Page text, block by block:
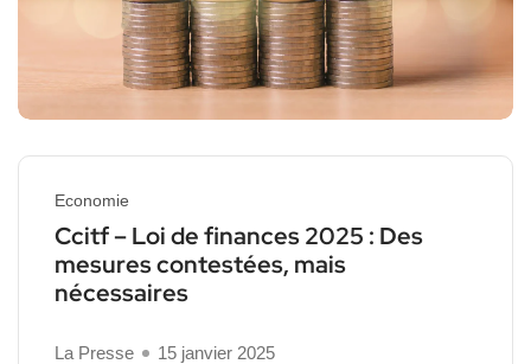
Economie
Ccitf – Loi de finances 2025 : Des
mesures contestées, mais
nécessaires
La Presse
15 janvier 2025